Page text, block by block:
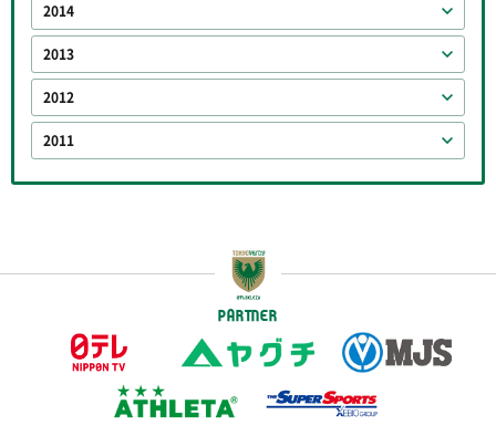
2014
2013
2012
2011
PARTNER